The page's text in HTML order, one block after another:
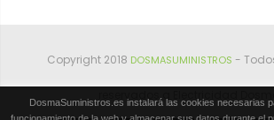
DosmaSuministros.es instalará las cookies necesarias
Copyright 2018 DOSMASUMINISTROS -
reservados a Electricidad Dosma